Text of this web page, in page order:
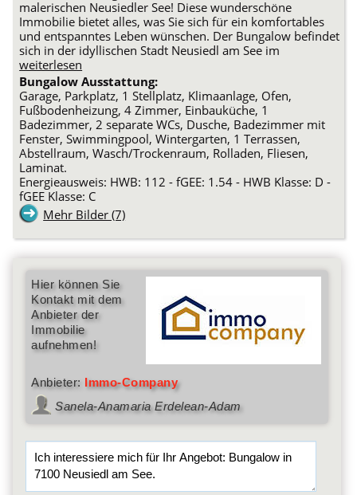
malerischen Neusiedler See! Diese wunderschöne
Immobilie bietet alles, was Sie sich für ein komfortables
und entspanntes Leben wünschen. Der Bungalow befindet
sich in der idyllischen Stadt Neusiedl am See im
weiterlesen
Bungalow Ausstattung:
Garage, Parkplatz, 1 Stellplatz, Klimaanlage, Ofen,
Fußbodenheizung, 4 Zimmer, Einbauküche, 1
Badezimmer, 2 separate WCs, Dusche, Badezimmer mit
Fenster, Swimmingpool, Wintergarten, 1 Terrassen,
Abstellraum, Wasch/Trockenraum, Rolladen, Fliesen,
Laminat.
Energieausweis: HWB: 112 - fGEE: 1.54 - HWB Klasse: D -
fGEE Klasse: C
Mehr Bilder (7)
Hier können Sie
Kontakt mit dem
Anbieter der
Immobilie
aufnehmen!
Anbieter: Immo-Company
Sanela-Anamaria Erdelean-Adam